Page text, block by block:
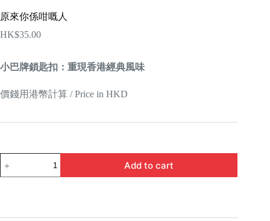
原來你係咁嘅人
HK$35.00
小巴牌鎖匙扣：重現香港經典風味
價錢用港幣計算 / Price in HKD
來
嘅
Add to cart